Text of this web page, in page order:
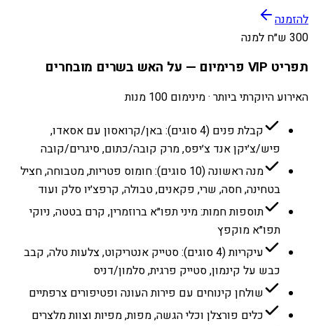
להזמנה
300 ש״ח למנה
תפריט VIP פרימיום — על האש בשרים מובחרים
האירוע היוקרתי ביותר · מינימום 100 מנות
קבלת פנים (4 סוגים): באן/קרואסון עם אסאדו,
פיש/צ׳יקן אנד צ׳יפס, מרק קובה/כתום, סיגרים/קובה
מנה ראשונה (10 סוגים): חומוס פטריות, מטבוחה, חציל
בטחינה, חסה, שרי, פקאנים, טבולה, קרפצ׳יו סלק ועוד
תוספות חמות: מיני תפו״א ברוזמרין, קרם בטטה, ניוקי
תפו״א מוקפץ
עיקריות (4 סוגים): סטייק אנטריקוט, צלעות טלה, קבב
כבש על קינמון, סטייק פרגית, סלמון/דניס
שולחן קינוחים עם פירות העונה ופטיפורים צרפתיים
כלים פורצלן וכלי הגשה, מפות, מפיות וצוות מלצרים